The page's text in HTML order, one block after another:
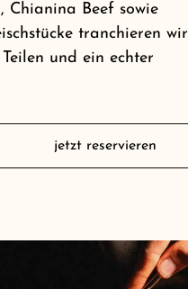
Chianina Beef sowie
tranchieren wir
und ein echter
jetzt reservieren